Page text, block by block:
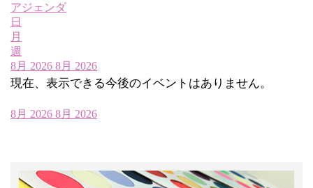
アジェンダ
日
月
週
8月 2026 8月 2026
現在、表示できる今後のイベントはありません。
8月 2026 8月 2026